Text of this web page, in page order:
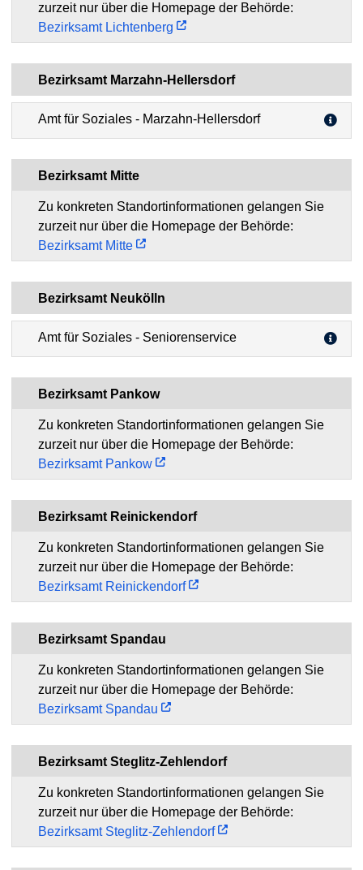
zurzeit nur über die Homepage der Behörde:
Bezirksamt Lichtenberg
Bezirksamt Marzahn-Hellersdorf
Amt für Soziales - Marzahn-Hellersdorf
Bezirksamt Mitte
Zu konkreten Standortinformationen gelangen Sie
zurzeit nur über die Homepage der Behörde:
Bezirksamt Mitte
Bezirksamt Neukölln
Amt für Soziales - Seniorenservice
Bezirksamt Pankow
Zu konkreten Standortinformationen gelangen Sie
zurzeit nur über die Homepage der Behörde:
Bezirksamt Pankow
Bezirksamt Reinickendorf
Zu konkreten Standortinformationen gelangen Sie
zurzeit nur über die Homepage der Behörde:
Bezirksamt Reinickendorf
Bezirksamt Spandau
Zu konkreten Standortinformationen gelangen Sie
zurzeit nur über die Homepage der Behörde:
Bezirksamt Spandau
Bezirksamt Steglitz-Zehlendorf
Zu konkreten Standortinformationen gelangen Sie
zurzeit nur über die Homepage der Behörde:
Bezirksamt Steglitz-Zehlendorf